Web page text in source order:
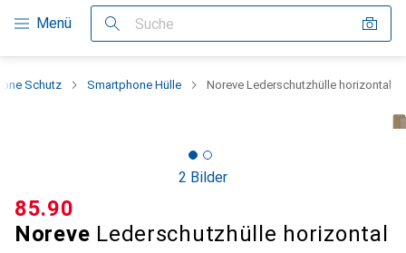
Navigation nach Kategorien
Menü Suche
Schutz Smartphone Hülle Noreve Lederschutzhülle horizontal
2 Bilder
Noreve Lederschutzhülle horizontal
CHF
85.90